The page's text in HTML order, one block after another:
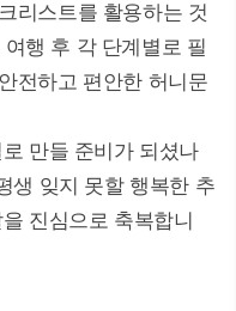
리스트를 활용하는 것
행 후 각 단계별로 필
전하고 편안한 허니문
만들 준비가 되셨나
생 잊지 못할 행복한 추
진심으로 축복합니